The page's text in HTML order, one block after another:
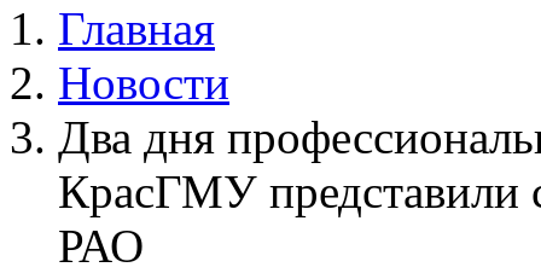
Главная
Новости
Два дня
КрасГМУ представили
РАО